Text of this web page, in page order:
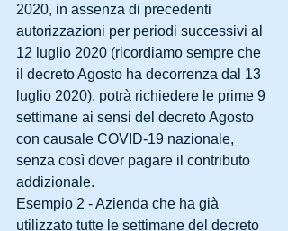
2020, in assenza di precedenti
autorizzazioni per periodi successivi al
12 luglio 2020 (ricordiamo sempre che
il decreto Agosto ha decorrenza dal 13
luglio 2020), potrà richiedere le prime 9
settimane ai sensi del decreto Agosto
con causale COVID-19 nazionale,
senza così dover pagare il contributo
addizionale.
Esempio 2 - Azienda che ha già
utilizzato tutte le settimane del decreto